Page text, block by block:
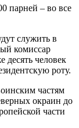
парней – во все
служить в
комиссар
десять человек
роту.
частям
окраин до
части